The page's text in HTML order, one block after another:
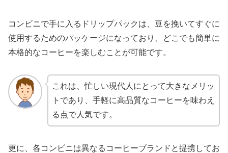
コンビニで手に入るドリップパックは、豆を挽いてすぐに
使用するためのパッケージになっており、どこでも簡単に
本格的なコーヒーを楽しむことが可能です。
これは、忙しい現代人にとって大きなメリッ
トであり、手軽に高品質なコーヒーを味わえ
る点で人気です。
更に、各コンビニは異なるコーヒーブランドと提携してお